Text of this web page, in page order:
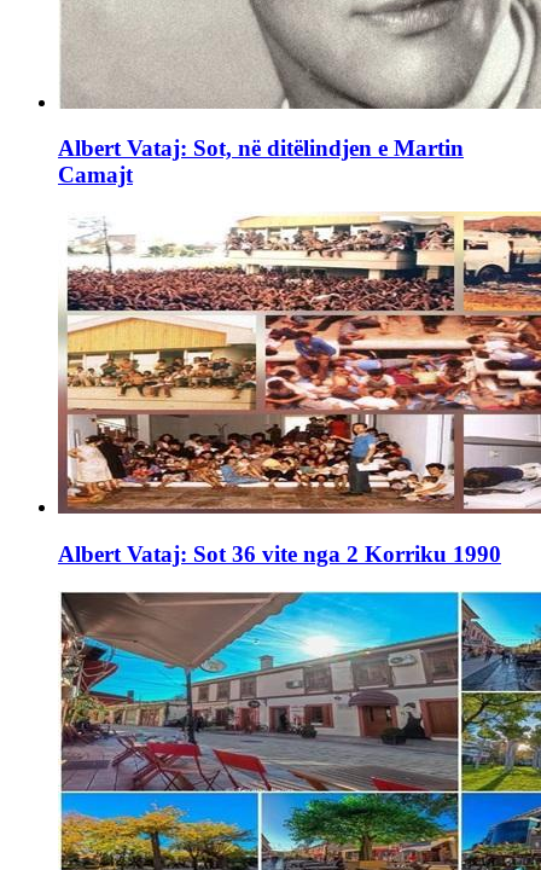
Albert Vataj: Sot, në ditëlindjen e Martin
Camajt
Albert Vataj: Sot 36 vite nga 2 Korriku 1990